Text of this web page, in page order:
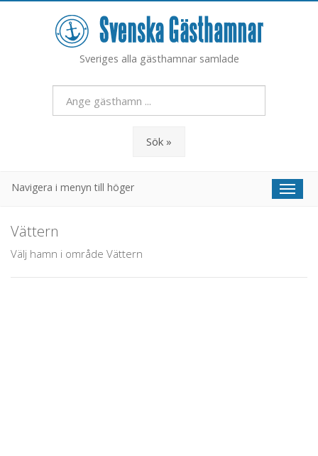
Sveriges alla gästhamnar samlade
Sök »
Navigera i menyn till höger
Toggle
Vättern
Välj hamn i område Vättern